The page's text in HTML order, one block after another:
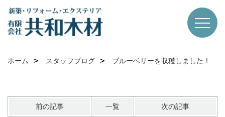
ホーム スタッフブログ ブルーベリーを収穫しました！
前の記事 一覧 次の記事